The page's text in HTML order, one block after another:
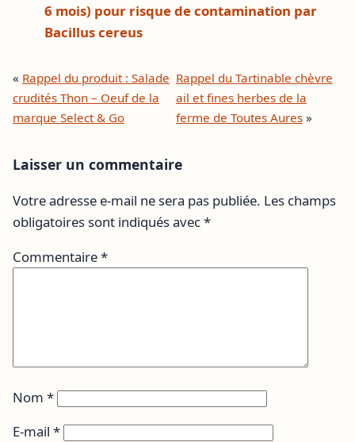
6 mois) pour risque de contamination par
Bacillus cereus
« Rappel du produit : Salade
crudités Thon – Oeuf de la
marque Select & Go
Rappel du Tartinable chèvre
ail et fines herbes de la
ferme de Toutes Aures»
Laisser un commentaire
Votre adresse e-mail ne sera pas publiée. Les champs
obligatoires sont indiqués avec*
Commentaire*
Nom *
E-mail *